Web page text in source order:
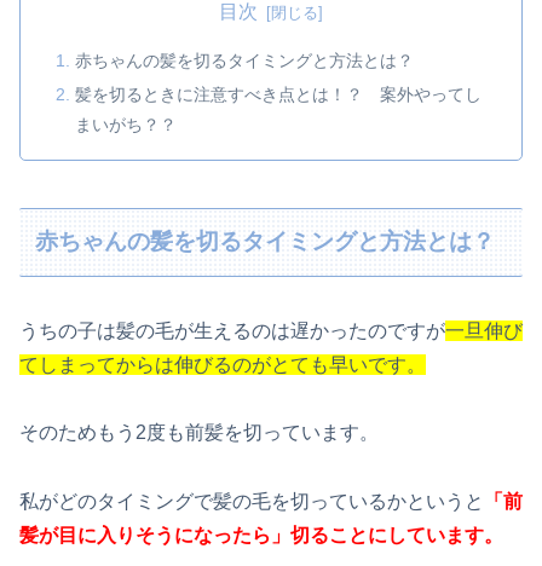
目次
赤ちゃんの髪を切るタイミングと方法とは？
髪を切るときに注意すべき点とは！？ 案外やってし
まいがち？？
赤ちゃんの髪を切るタイミングと方法とは？
うちの子は髪の毛が生えるのは遅かったのですが一旦伸び
てしまってからは伸びるのがとても早いです。
そのためもう2度も前髪を切っています。
私がどのタイミングで髪の毛を切っているかというと
「前
髪が目に入りそうになったら」切ることにしています。